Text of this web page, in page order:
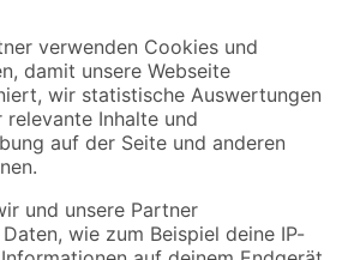
und Aktionen mehr verpassen!